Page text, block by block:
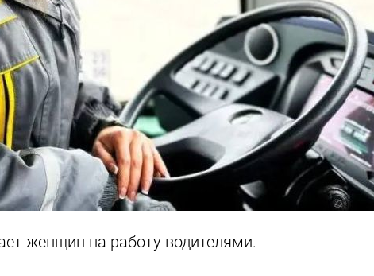
женщин на работу водителями.